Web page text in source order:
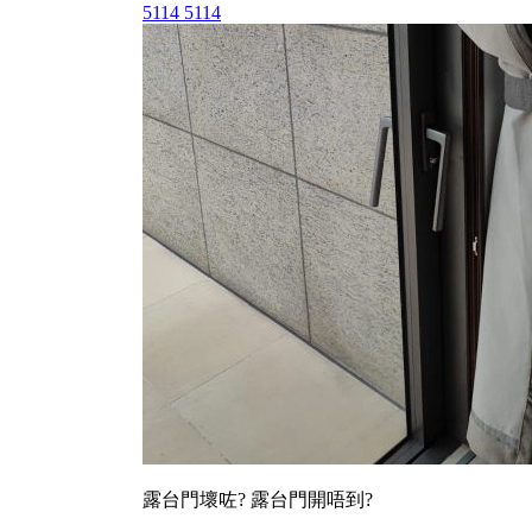
5114 5114
露台門壞咗? 露台門開唔到?